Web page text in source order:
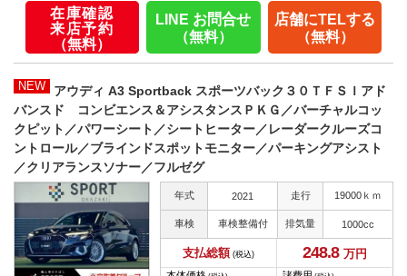
在庫確認
来店予約
（無料）
LINE お問合せ
（無料）
店舗にTELする
（無料）
NEW
アウディ A3 Sportback スポーツバック３０ＴＦＳＩアド
バンスド コンビエンス＆アシスタンスＰＫＧ／バーチャルコッ
クピット／パワーシート／シートヒーター／レーダークルーズコ
ントロール／ブラインドスポットモニター／パーキングアシスト
／クリアランスソナー／フルゼグ
年式 2021 走行 19000ｋｍ
車検 車検整備付 排気量 1000cc
支払総額 (税込) 248.8 万円